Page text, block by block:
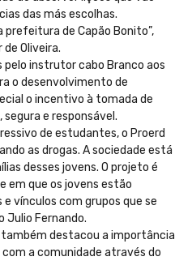
das más escolhas.
de Capão Bonito”,
Oliveira.
pelo instrutor cabo Branco aos
o desenvolvimento de
o incentivo à tomada de
e responsável.
de estudantes, o Proerd
as drogas. A sociedade está
desses jovens. O projeto é
em que os jovens estão
vínculos com grupos que se
Julio Fernando.
destacou a importância
a comunidade através do